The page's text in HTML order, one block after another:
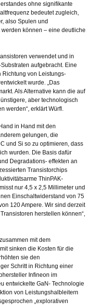
ohne signifikante
bedeutet zugleich,
also Spulen und
können – eine deutliche
verwendet und in
aufgebracht. Eine
Richtung von Leistungs-
wurde. „Das
Als Alternative kann die auf
aber technologisch
werden“, erklärt Würfl.
in Hand mit den
gelungen, die
und Si so zu optimieren, dass
wurden. Die Basis dafür
Degradations- effekten an
Transistorchips
ThinPAK-
nur 4,5 x 2,5 Millimeter und
Einschaltwiderstand von 75
120 Ampere. Wir sind derzeit
herstellen können“,
mit dem
sinken die Kosten für die
sie den
Schritt in Richtung einer
Infineon im
entwickelte GaN- Technologie
von Leistungshalbleitern
„explorativen